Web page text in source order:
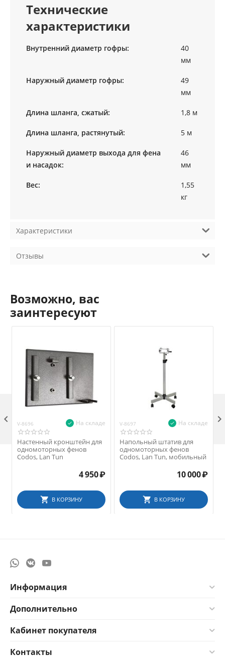
Технические
характеристики
Внутренний диаметр гофры:
40
мм
Наружный диаметр гофры:
49
мм
Длина шланга, сжатый: 1,8 м
Длина шланга, растянутый: 5 м
Наружный диаметр выхода для фена
и насадок:
46
мм
Вес:
1,55
кг
Характеристики
Отзывы
Возможно, вас
заинтересуют
V-8696 На складе
Настенный кронштейн для
одномоторных фенов
Codos, Lan Tun
4 950₽
В КОРЗИНУ
V-8697 На складе
Напольный штатив для
одномоторных фенов
Codos, Lan Tun, мобильный
10 000₽
В КОРЗИНУ
 
Информация
Дополнительно
Кабинет покупателя
Контакты